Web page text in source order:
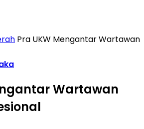
Pra UKW Mengantar Wartawan
Wartawan